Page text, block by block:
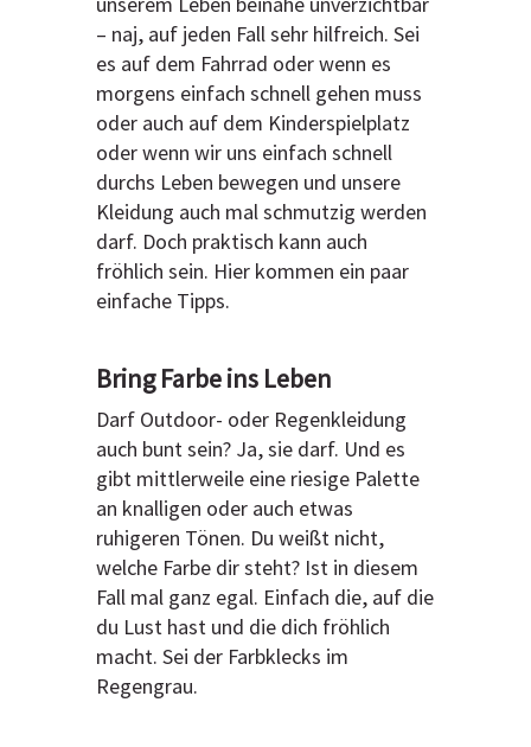
– naj, auf jeden Fall sehr hilfreich. Sei
es auf dem Fahrrad oder wenn es
morgens einfach schnell gehen muss
oder auch auf dem Kinderspielplatz
oder wenn wir uns einfach schnell
durchs Leben bewegen und unsere
Kleidung auch mal schmutzig werden
darf. Doch praktisch kann auch
fröhlich sein. Hier kommen ein paar
einfache Tipps.
Bring Farbe ins Leben
Darf Outdoor- oder Regenkleidung
auch bunt sein? Ja, sie darf. Und es
gibt mittlerweile eine riesige Palette
an knalligen oder auch etwas
ruhigeren Tönen. Du weißt nicht,
welche Farbe dir steht? Ist in diesem
Fall mal ganz egal. Einfach die, auf die
du Lust hast und die dich fröhlich
macht. Sei der Farbklecks im
Regengrau.